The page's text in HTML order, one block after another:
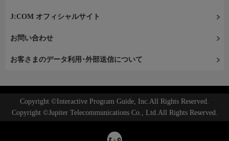
J:COM オフィシャルサイト
お問い合わせ
お客さまのデータ利用･外部送信について
Copyright ©Interactive Program Guide, Inc.All Rights Reserved.
Copyright ©Jupiter Telecommunications Co., Ltd.All Rights Reserved.